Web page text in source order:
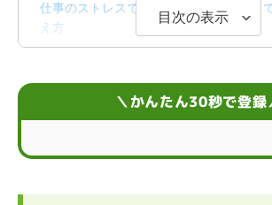
仕事のストレスで部署異動したいと思っ
え方
目次の表示
＼かんたん30秒で登録